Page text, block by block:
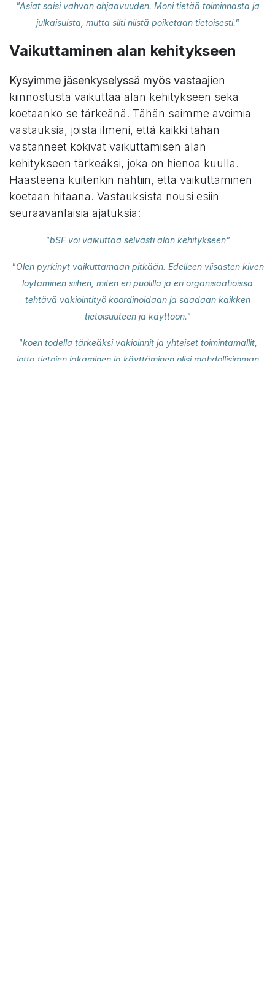
"Asiat saisi vahvan ohjaavuuden. Moni tietää toiminnasta ja
julkaisuista, mutta silti niistä poiketaan tietoisesti."
Vaikuttaminen alan kehitykseen
Kysyimme jäsenkyselyssä myös vastaajien
kiinnostusta vaikuttaa alan kehitykseen sekä
koetaanko se tärkeänä. Tähän saimme avoimia
vastauksia, joista ilmeni, että kaikki tähän
vastanneet kokivat vaikuttamisen alan
kehitykseen tärkeäksi, joka on hienoa kuulla.
Haasteena kuitenkin nähtiin, että vaikuttaminen
koetaan hitaana. Vastauksista nousi esiin
seuraavanlaisia ajatuksia:
"bSF voi vaikuttaa selvästi alan kehitykseen"
"Olen pyrkinyt vaikuttamaan pitkään. Edelleen viisasten kiven
löytäminen siihen, miten eri puolilla ja eri organisaatioissa
tehtävä vakiointityö koordinoidaan ja saadaan kaikken
tietoisuuteen ja käyttöön."
"koen todella tärkeäksi vakioinnit ja yhteiset toimintamallit,
jotta tietojen jakaminen ja käyttäminen olisi mahdollisimman